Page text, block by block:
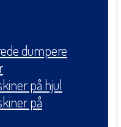
dumpere
på hjul
på